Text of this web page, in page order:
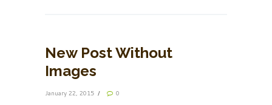
New Post Without
Images
January 22, 2015 0